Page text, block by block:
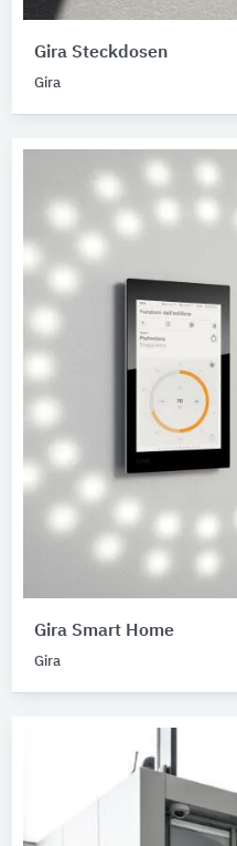
Gira Steckdosen
Gira
Gira Smart Home
Gira